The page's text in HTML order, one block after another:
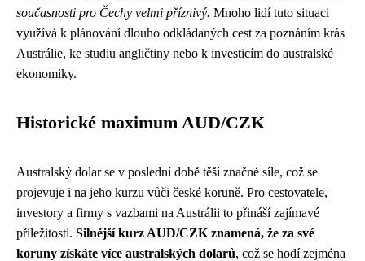
současnosti pro Čechy velmi příznivý. Mnoho lidí tuto situaci
využívá k plánování dlouho odkládaných cest za poznáním krás
Austrálie, ke studiu angličtiny nebo k investicím do australské
ekonomiky.
Historické maximum AUD/CZK
Australský dolar se v poslední době těší značné síle, což se
projevuje i na jeho kurzu vůči české koruně. Pro cestovatele,
investory a firmy s vazbami na Austrálii to přináší zajímavé
příležitosti. Silnější kurz AUD/CZK znamená, že za své
koruny získáte více australských dolarů, což se hodí zejména